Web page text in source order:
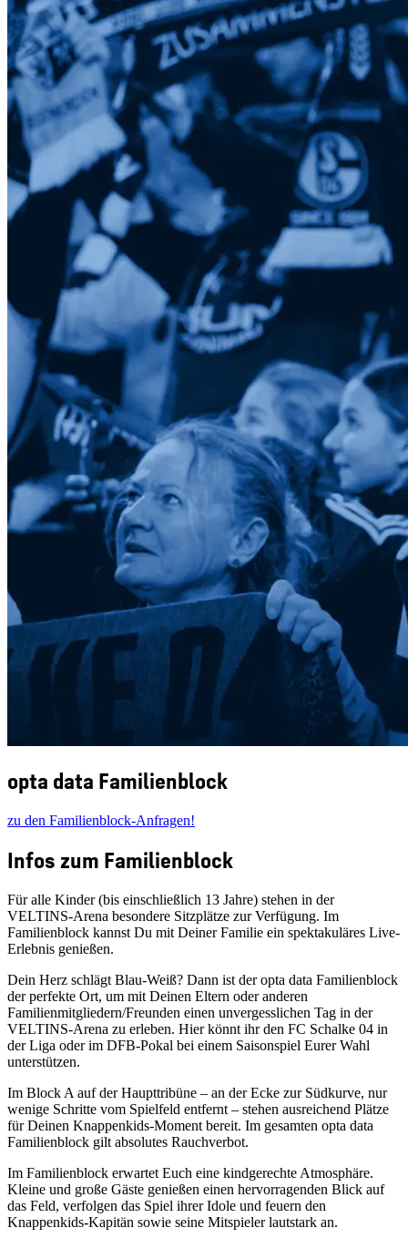
opta data Familienblock
zu den Familienblock-Anfragen!
Infos zum Familienblock
Für alle Kinder (bis einschließlich 13 Jahre) stehen in der
VELTINS-Arena besondere Sitzplätze zur Verfügung. Im
Familienblock kannst Du mit Deiner Familie ein spektakuläres Live-
Erlebnis genießen.
Dein Herz schlägt Blau-Weiß? Dann ist der opta data Familienblock
der perfekte Ort, um mit Deinen Eltern oder anderen
Familienmitgliedern/Freunden einen unvergesslichen Tag in der
VELTINS-Arena zu erleben. Hier könnt ihr den FC Schalke 04 in
der Liga oder im DFB-Pokal bei einem Saisonspiel Eurer Wahl
unterstützen.
Im Block A auf der Haupttribüne – an der Ecke zur Südkurve, nur
wenige Schritte vom Spielfeld entfernt – stehen ausreichend Plätze
für Deinen Knappenkids-Moment bereit. Im gesamten opta data
Familienblock gilt absolutes Rauchverbot.
Im Familienblock erwartet Euch eine kindgerechte Atmosphäre.
Kleine und große Gäste genießen einen hervorragenden Blick auf
das Feld, verfolgen das Spiel ihrer Idole und feuern den
Knappenkids‑Kapitän sowie seine Mitspieler lautstark an.